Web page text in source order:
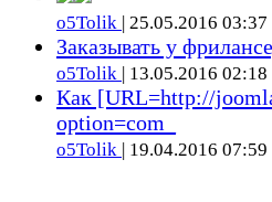
o5Tolik | 25.05.2016 03:37
Заказывать у
o5Tolik | 13.05.2016 02:18
Как [URL=http://
option=com_
o5Tolik | 19.04.2016 07:59